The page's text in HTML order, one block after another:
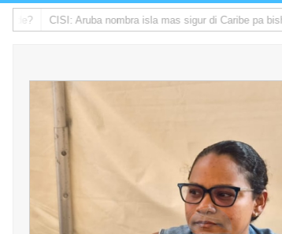
CISI: Aruba nombra isla mas sigur di Caribe pa bishita